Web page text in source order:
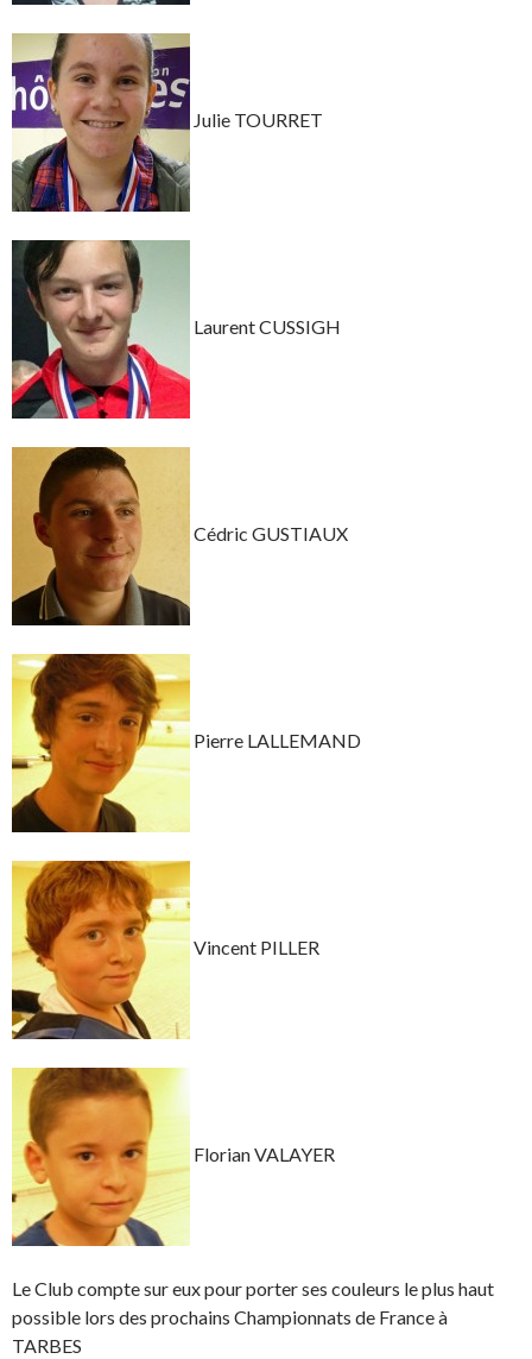
Julie TOURRET
Laurent CUSSIGH
Cédric GUSTIAUX
Pierre LALLEMAND
Vincent PILLER
Florian VALAYER
Le Club compte sur eux pour porter ses couleurs le plus haut
possible lors des prochains Championnats de France à
TARBES